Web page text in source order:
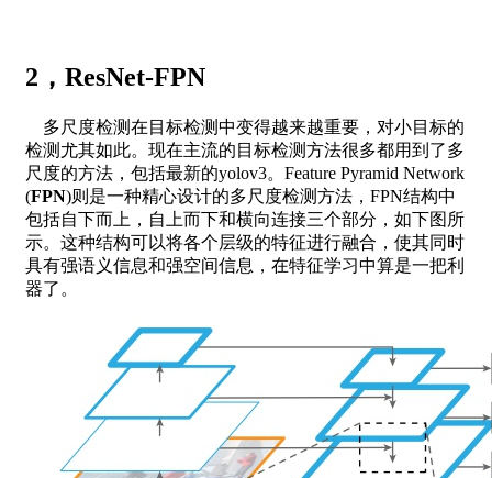
2，ResNet-FPN
多尺度检测在目标检测中变得越来越重要，对小目标的
检测尤其如此。现在主流的目标检测方法很多都用到了多
尺度的方法，包括最新的yolov3。Feature Pyramid Network
(FPN)则是一种精心设计的多尺度检测方法，FPN结构中
包括自下而上，自上而下和横向连接三个部分，如下图所
示。这种结构可以将各个层级的特征进行融合，使其同时
具有强语义信息和强空间信息，在特征学习中算是一把利
器了。